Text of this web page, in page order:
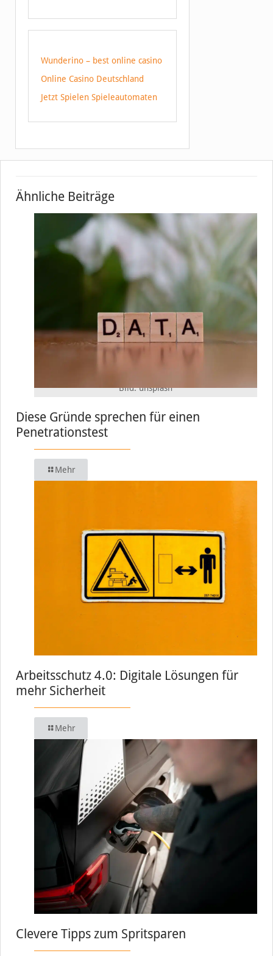
Wunderino – best online casino
Online Casino Deutschland
Jetzt Spielen Spieleautomaten
Ähnliche Beiträge
Bild: unsplash
Diese Gründe sprechen für einen
Penetrationstest
Mehr
Arbeitsschutz 4.0: Digitale Lösungen für
mehr Sicherheit
Mehr
Clevere Tipps zum Spritsparen